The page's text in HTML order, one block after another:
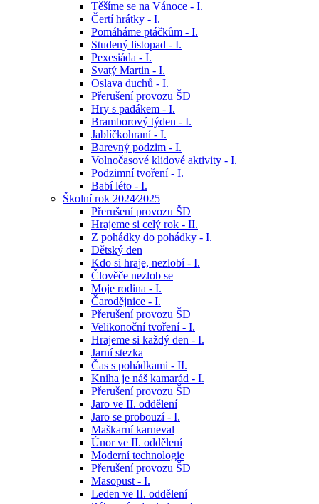
Těšíme se na Vánoce - I.
Čertí hrátky - I.
Pomáháme ptáčkům - I.
Studený listopad - I.
Pexesiáda - I.
Svatý Martin - I.
Oslava duchů - I.
Přerušení provozu ŠD
Hry s padákem - I.
Bramborový týden - I.
Jablíčkohraní - I.
Barevný podzim - I.
Volnočasové klidové aktivity - I.
Podzimní tvoření - I.
Babí léto - I.
Školní rok 2024⁄2025
Přerušení provozu ŠD
Hrajeme si celý rok - II.
Z pohádky do pohádky - I.
Dětský den
Kdo si hraje, nezlobí - I.
Člověče nezlob se
Moje rodina - I.
Čarodějnice - I.
Přerušení provozu ŠD
Velikonoční tvoření - I.
Hrajeme si každý den - I.
Jarní stezka
Čas s pohádkami - II.
Kniha je náš kamarád - I.
Přerušení provozu ŠD
Jaro ve II. oddělení
Jaro se probouzí - I.
Maškarní karneval
Únor ve II. oddělení
Moderní technologie
Přerušení provozu ŠD
Masopust - I.
Leden ve II. oddělení